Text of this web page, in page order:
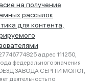
на получение
рассылок
для контента,
адрес 111250,
федерального значения
ЗАВОДА СЕРП И МОЛОТ,
деятельность по